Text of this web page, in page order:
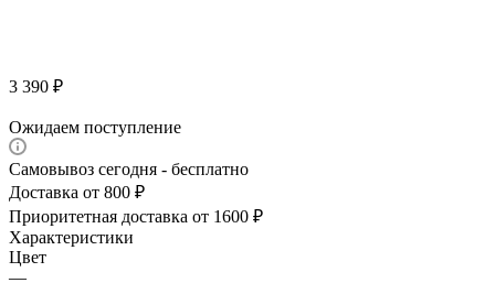
3 390 ₽
Ожидаем поступление
Самовывоз сегодня - бесплатно
Доставка от 800 ₽
Приоритетная доставка от 1600 ₽
Характеристики
Цвет
—